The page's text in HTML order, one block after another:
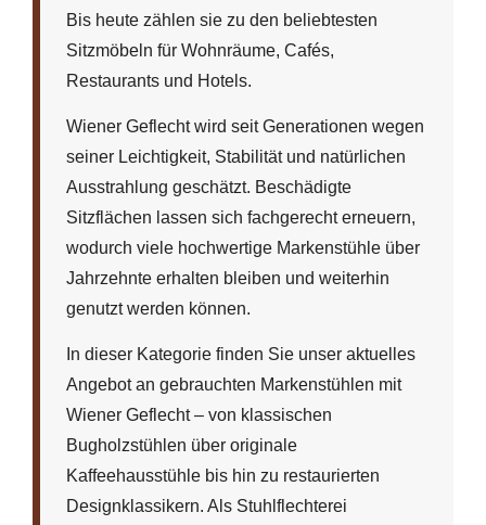
Bis heute zählen sie zu den beliebtesten
Sitzmöbeln für Wohnräume, Cafés,
Restaurants und Hotels.
Wiener Geflecht wird seit Generationen wegen
seiner Leichtigkeit, Stabilität und natürlichen
Ausstrahlung geschätzt. Beschädigte
Sitzflächen lassen sich fachgerecht erneuern,
wodurch viele hochwertige Markenstühle über
Jahrzehnte erhalten bleiben und weiterhin
genutzt werden können.
In dieser Kategorie finden Sie unser aktuelles
Angebot an gebrauchten Markenstühlen mit
Wiener Geflecht – von klassischen
Bugholzstühlen über originale
Kaffeehausstühle bis hin zu restaurierten
Designklassikern. Als Stuhlflechterei